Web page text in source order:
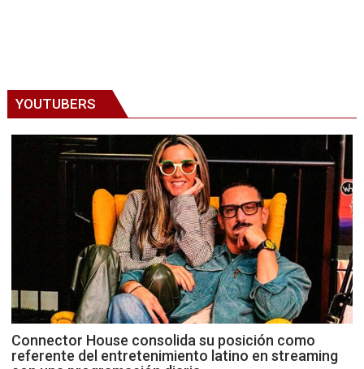
YOUTUBERS
Connector House consolida su posición como
referente del entretenimiento latino en streaming